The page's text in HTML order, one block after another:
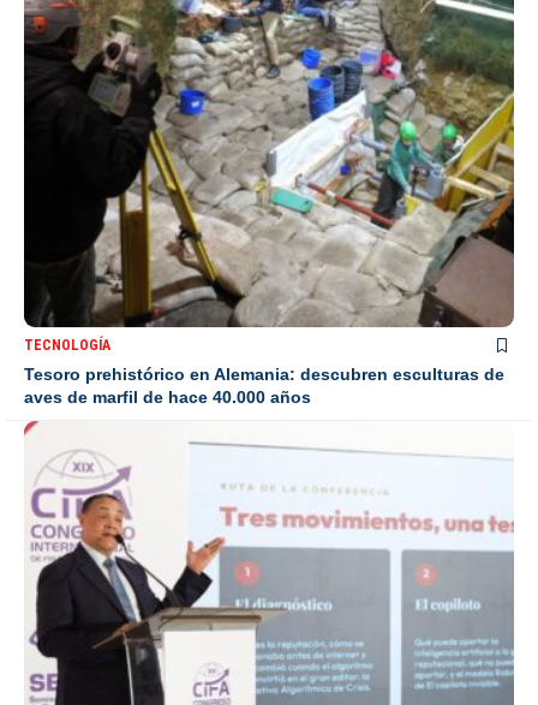
TECNOLOGÍA
Tesoro prehistórico en Alemania: descubren esculturas de
aves de marfil de hace 40.000 años